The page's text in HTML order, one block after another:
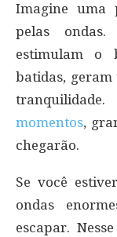
Imagine uma
pelas ondas.
estimulam o
batidas, geram
momentos,
chegarão.
Se você
ondas
escapar.